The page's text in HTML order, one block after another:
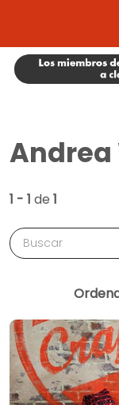
Andrea
1 - 1 de 1
Buscar